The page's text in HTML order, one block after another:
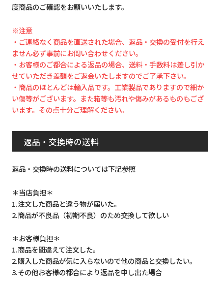
度商品のご確認をお願いいたします。
※注意
・ご連絡なく商品を直送された場合、返品・交換の受付を行え
ません必ず事前にお問い合わせください。
・お客様のご都合による返品の場合、送料・手数料は差し引か
せていただき差額をご返金いたしますのでご了承下さい。
・商品のほとんどは輸入品です。工業製品でありますので細か
い傷等がございます。また箱等も汚れや傷みがあるものもござ
います。その点十分ご理解ください。
返品・交換時の送料
返品・交換時の送料については下記参照
＊当店負担＊
1.注文した商品と違う物が届いた。
2.商品が不良品（初期不良）のため交換して欲しい
＊お客様負担＊
1.商品を間違えて注文した。
2.購入した商品が気に入らないので他の商品と交換したい。
3.その他お客様の都合により返品を申し出た場合